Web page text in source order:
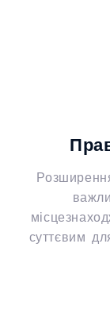
суттєвим